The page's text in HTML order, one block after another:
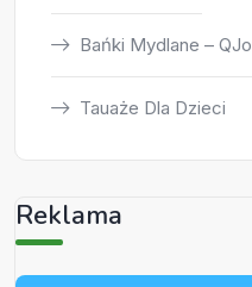
Bańki Mydlane –
Tauaże Dla Dzieci
Reklama